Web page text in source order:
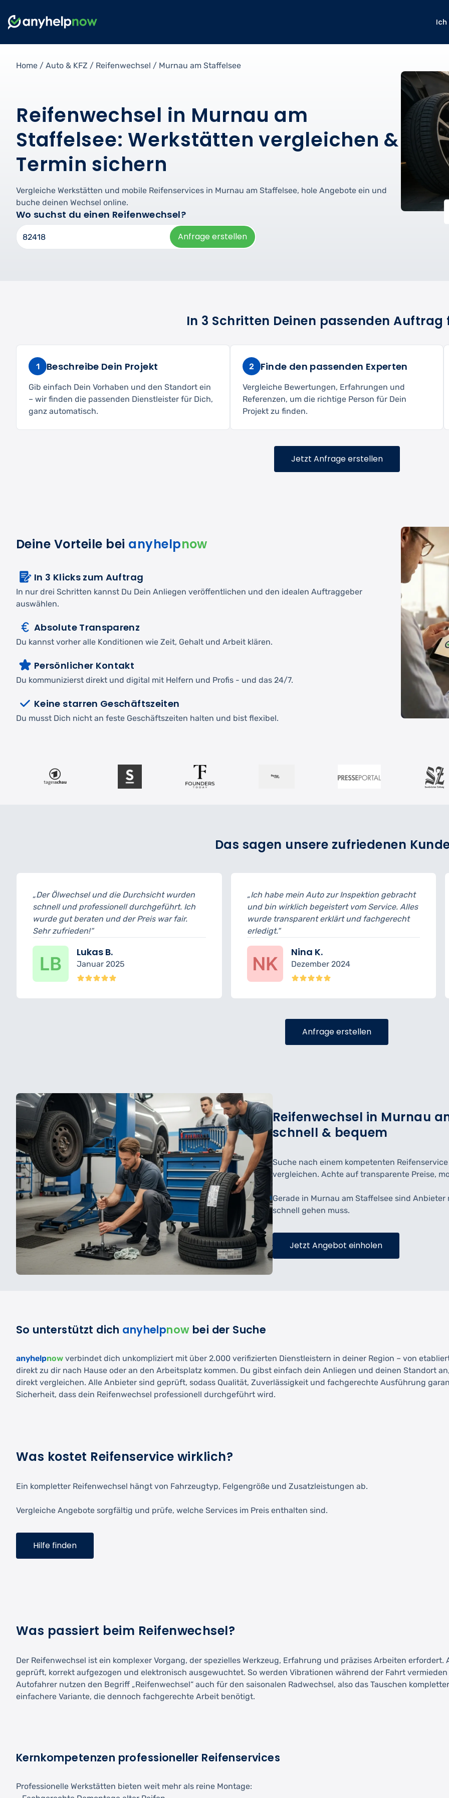
Ich
Home / Auto & KFZ / Reifenwechsel / Murnau am Staffelsee
Reifenwechsel in Murnau am
Staffelsee: Werkstätten vergleichen &
Termin sichern
Vergleiche Werkstätten und mobile Reifenservices in Murnau am Staffelsee, hole Angebote ein und
buche deinen Wechsel online.
Wo suchst du einen Reifenwechsel?
Anfrage erstellen
In 3 Schritten Deinen passenden Auftrag
1 Beschreibe Dein Projekt
Gib einfach Dein Vorhaben und den Standort ein
– wir finden die passenden Dienstleister für Dich,
ganz automatisch.
2 Finde den passenden Experten
Vergleiche Bewertungen, Erfahrungen und
Referenzen, um die richtige Person für Dein
Projekt zu finden.
Jetzt Anfrage erstellen
Deine Vorteile bei anyhelpnow
In 3 Klicks zum Auftrag
In nur drei Schritten kannst Du Dein Anliegen veröffentlichen und den idealen Auftraggeber
auswählen.
Absolute Transparenz
Du kannst vorher alle Konditionen wie Zeit, Gehalt und Arbeit klären.
Persönlicher Kontakt
Du kommunizierst direkt und digital mit Helfern und Profis - und das 24/7.
Keine starren Geschäftszeiten
Du musst Dich nicht an feste Geschäftszeiten halten und bist flexibel.
Das sagen unsere zufriedenen
wurden
durchgeführt. Ich
Preis war fair.
„Ich habe mein Auto zur Inspektion gebracht
und bin wirklich begeistert vom Service. Alles
wurde transparent erklärt und fachgerecht
„Der Reifenwechsel ging
musste ich 15 Minuten
geplant. Ansonsten war der
Anfrage erstellen
Reifenwechsel in Murnau
schnell & bequem
Suche nach einem kompetenten
vergleichen. Achte auf transparente Preise,
Gerade in Murnau am Staffelsee sind
schnell gehen muss.
Jetzt Angebot einholen
So unterstützt dich anyhelpnow bei der Suche
anyhelpnow verbindet dich unkompliziert mit über 2.000 verifizierten Dienstleistern in deiner Region – von
direkt zu dir nach Hause oder an den Arbeitsplatz kommen. Du gibst einfach dein Anliegen und deinen Standort
direkt vergleichen. Alle Anbieter sind geprüft, sodass Qualität, Zuverlässigkeit und fachgerechte Ausführung
Sicherheit, dass dein Reifenwechsel professionell durchgeführt wird.
Was kostet Reifenservice wirklich?
Ein kompletter Reifenwechsel hängt von Fahrzeugtyp, Felgengröße und Zusatzleistungen ab.
Vergleiche Angebote sorgfältig und prüfe, welche Services im Preis enthalten sind.
Hilfe finden
Was passiert beim Reifenwechsel?
Der Reifenwechsel ist ein komplexer Vorgang, der spezielles Werkzeug, Erfahrung und präzises Arbeiten
geprüft, korrekt aufgezogen und elektronisch ausgewuchtet. So werden Vibrationen während der Fahrt
Autofahrer nutzen den Begriff „Reifenwechsel“ auch für den saisonalen Radwechsel, also das Tauschen
einfachere Variante, die dennoch fachgerechte Arbeit benötigt.
Kernkompetenzen professioneller Reifenservices
Professionelle Werkstätten bieten weit mehr als reine Montage: